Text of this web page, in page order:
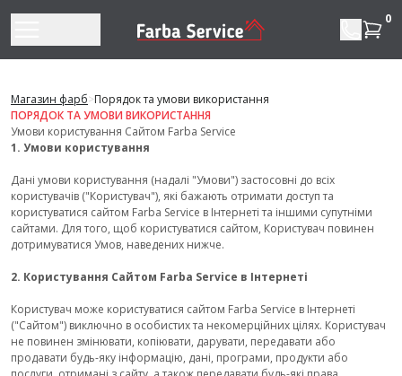
0
Магазин фарб>Порядок та умови використання
ПОРЯДОК ТА УМОВИ ВИКОРИСТАННЯ
Умови користування Сайтом Farba Service
1. Умови користування
Дані умови користування (надалі "Умови") застосовні до всіх
користувачів ("Користувач"), які бажають отримати доступ та
користуватися сайтом Farba Service в Інтернеті та іншими супутніми
сайтами. Для того, щоб користуватися сайтом, Користувач повинен
дотримуватися Умов, наведених нижче.
2. Користування Сайтом Farba Service в Інтернеті
Користувач може користуватися сайтом Farba Service в Інтернеті
("Сайтом") виключно в особистих та некомерційних цілях. Користувач
не повинен змінювати, копіювати, дарувати, передавати або
продавати будь-яку інформацію, дані, програми, продукти або